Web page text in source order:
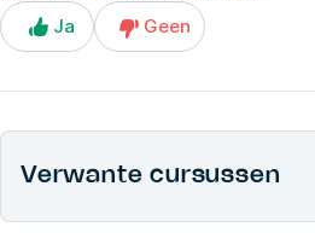
Ja Geen
Verwante cursussen